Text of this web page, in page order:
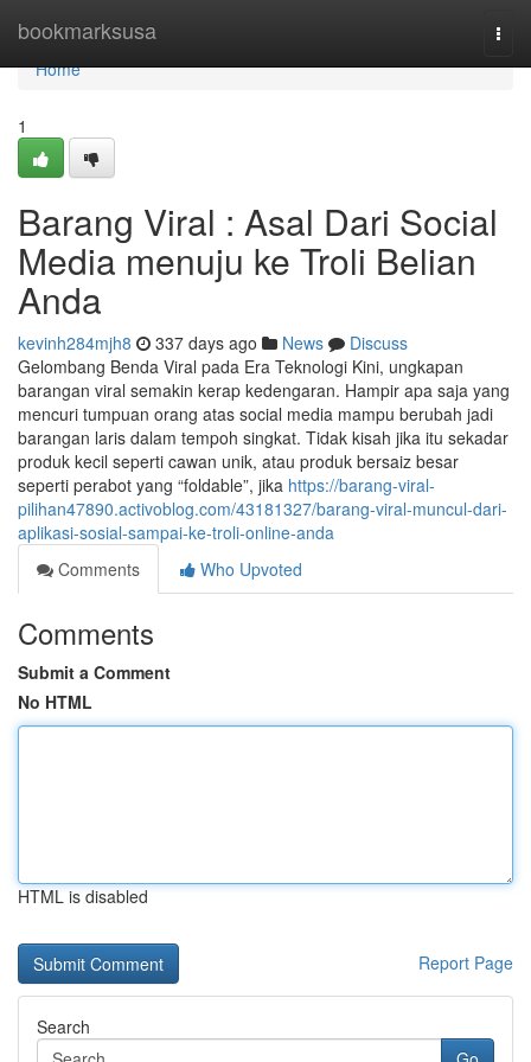
bookmarksusa
Home
Home
1
Barang Viral : Asal Dari Social
Media menuju ke Troli Belian
Anda
kevinh284mjh8 337 days ago News
Discuss
Gelombang Benda Viral pada Era Teknologi Kini, ungkapan
barangan viral semakin kerap kedengaran. Hampir apa saja yang
mencuri tumpuan orang atas social media mampu berubah jadi
barangan laris dalam tempoh singkat. Tidak kisah jika itu sekadar
produk kecil seperti cawan unik, atau produk bersaiz besar
seperti perabot yang “foldable”, jika https://barang-viral-
pilihan47890.activoblog.com/43181327/barang-viral-muncul-dari-
aplikasi-sosial-sampai-ke-troli-online-anda
Comments
Who Upvoted
Comments
Submit a Comment
No HTML
HTML is disabled
Report Page
Search